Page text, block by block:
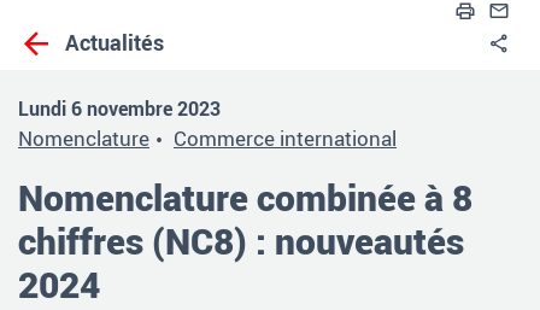
Actualités
Lundi 6 novembre 2023
Nomenclature Commerce international
Nomenclature combinée à 8
chiffres (NC8) : nouveautés
2024